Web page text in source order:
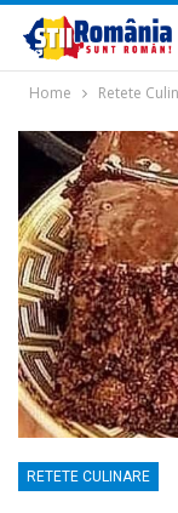
Home Retete
RETETE CULINARE